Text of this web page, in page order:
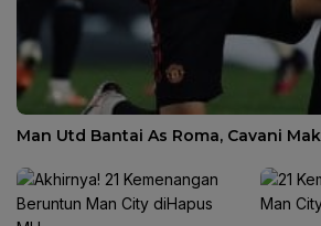
Man Utd Bantai As Roma, Cavani